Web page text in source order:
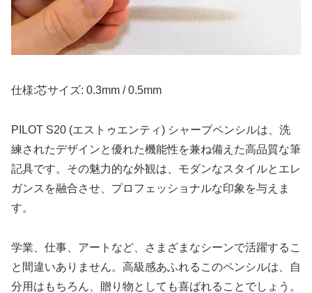
仕様:芯サイズ: 0.3mm / 0.5mm
PILOT S20 (エストゥエンティ) シャープペンシルは、洗
練されたデザインと優れた機能性を兼ね備えた高品質な筆
記具です。その魅力的な外観は、モダンなスタイルとエレ
ガンスを融合させ、プロフェッショナルな印象を与えま
す。
学業、仕事、アートなど、さまざまなシーンで活躍するこ
と間違いありません。高級感あふれるこのペンシルは、自
分用はもちろん、贈り物としても喜ばれることでしょう。